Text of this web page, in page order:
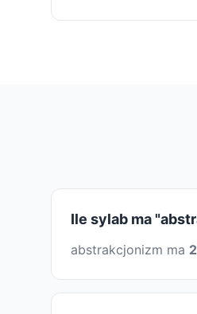
Ile sylab ma
abstrakcjonizm ma